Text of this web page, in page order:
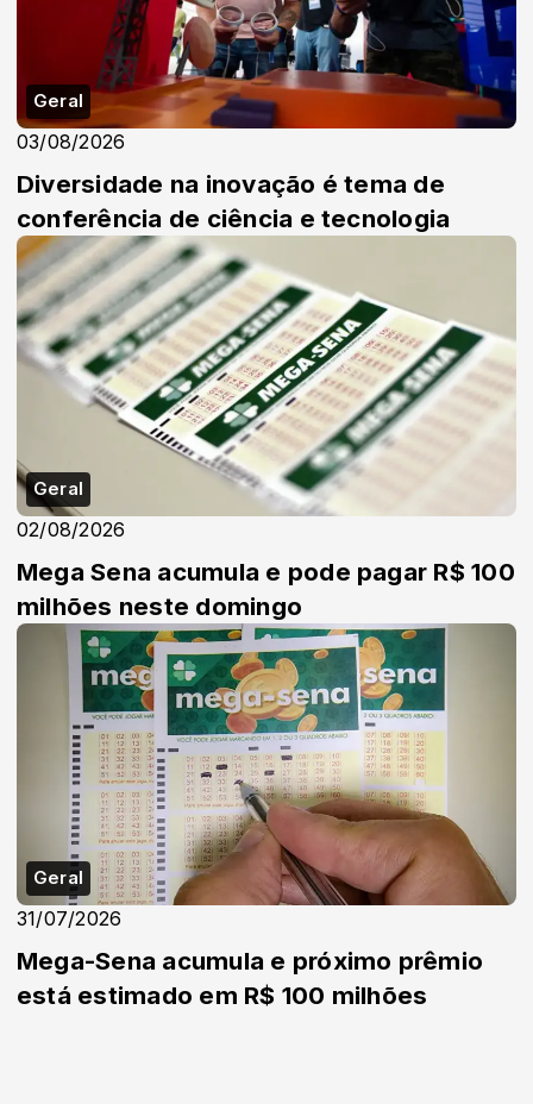
Geral
03/08/2026
Diversidade na inovação é tema de
conferência de ciência e tecnologia
Geral
02/08/2026
Mega Sena acumula e pode pagar R$ 100
milhões neste domingo
Geral
31/07/2026
Mega-Sena acumula e próximo prêmio
está estimado em R$ 100 milhões